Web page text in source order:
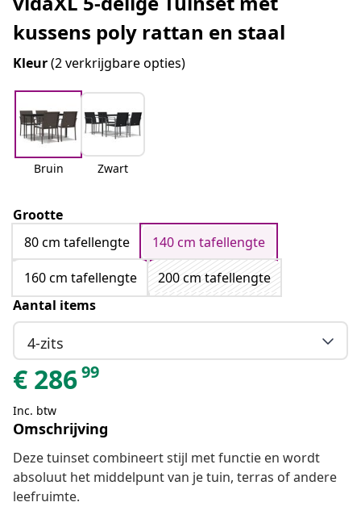
kussens poly rattan en staal
Kleur(2 verkrijgbare opties)
Bruin Zwart
Grootte
80 cm tafellengte
140 cm tafellengte
160 cm tafellengte
200 cm tafellengte
Aantal items
4-zits
€ 28699
Inc. btw
Omschrijving
Deze tuinset combineert stijl met functie en wordt
absoluut het middelpunt van je tuin, terras of andere
leefruimte.